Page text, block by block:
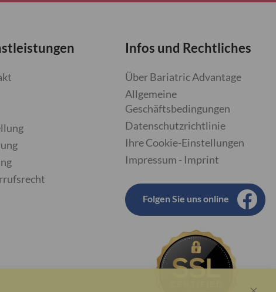
Infos und Rechtliches
Über Bariatric Advantage
Allgemeine
Geschäftsbedingungen
Datenschutzrichtlinie
Ihre Cookie-Einstellungen
Impressum - Imprint
Folgen Sie uns online